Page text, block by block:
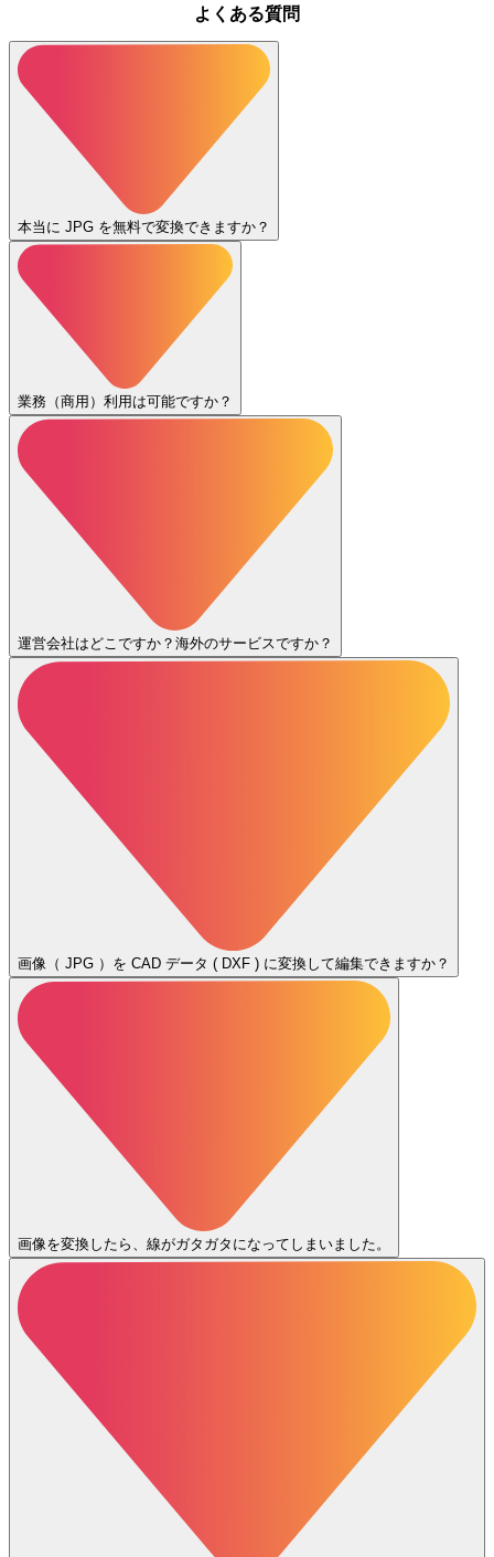
よくある質問
本当に JPG を無料で変換できますか？
業務（商用）利用は可能ですか？
運営会社はどこですか？海外のサービスですか？
画像（ JPG ）を CAD データ ( DXF ) に変換して編集できますか？
画像を変換したら、線がガタガタになってしまいました。